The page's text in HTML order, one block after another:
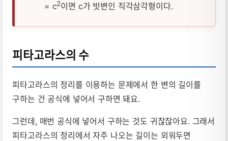
= c2이면 c가 빗변인 직각삼각형이다.
피타고라스의 수
피타고라스의 정리를 이용하는 문제에서 한 변의 길이를
구하는 건 공식에 넣어서 구하면 돼요.
그런데, 매번 공식에 넣어서 구하는 것도 귀찮잖아요. 그래서
피타고라스의 정리에서 자주 나오는 길이는 외워두면